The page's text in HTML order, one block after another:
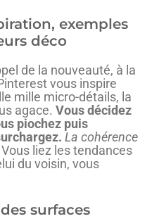
exemples
déco
de la nouveauté, à la
vous inspire
mille micro-détails, la
agace. Vous décidez
piochez puis
La cohérence
Vous liez les tendances
du voisin, vous
surfaces